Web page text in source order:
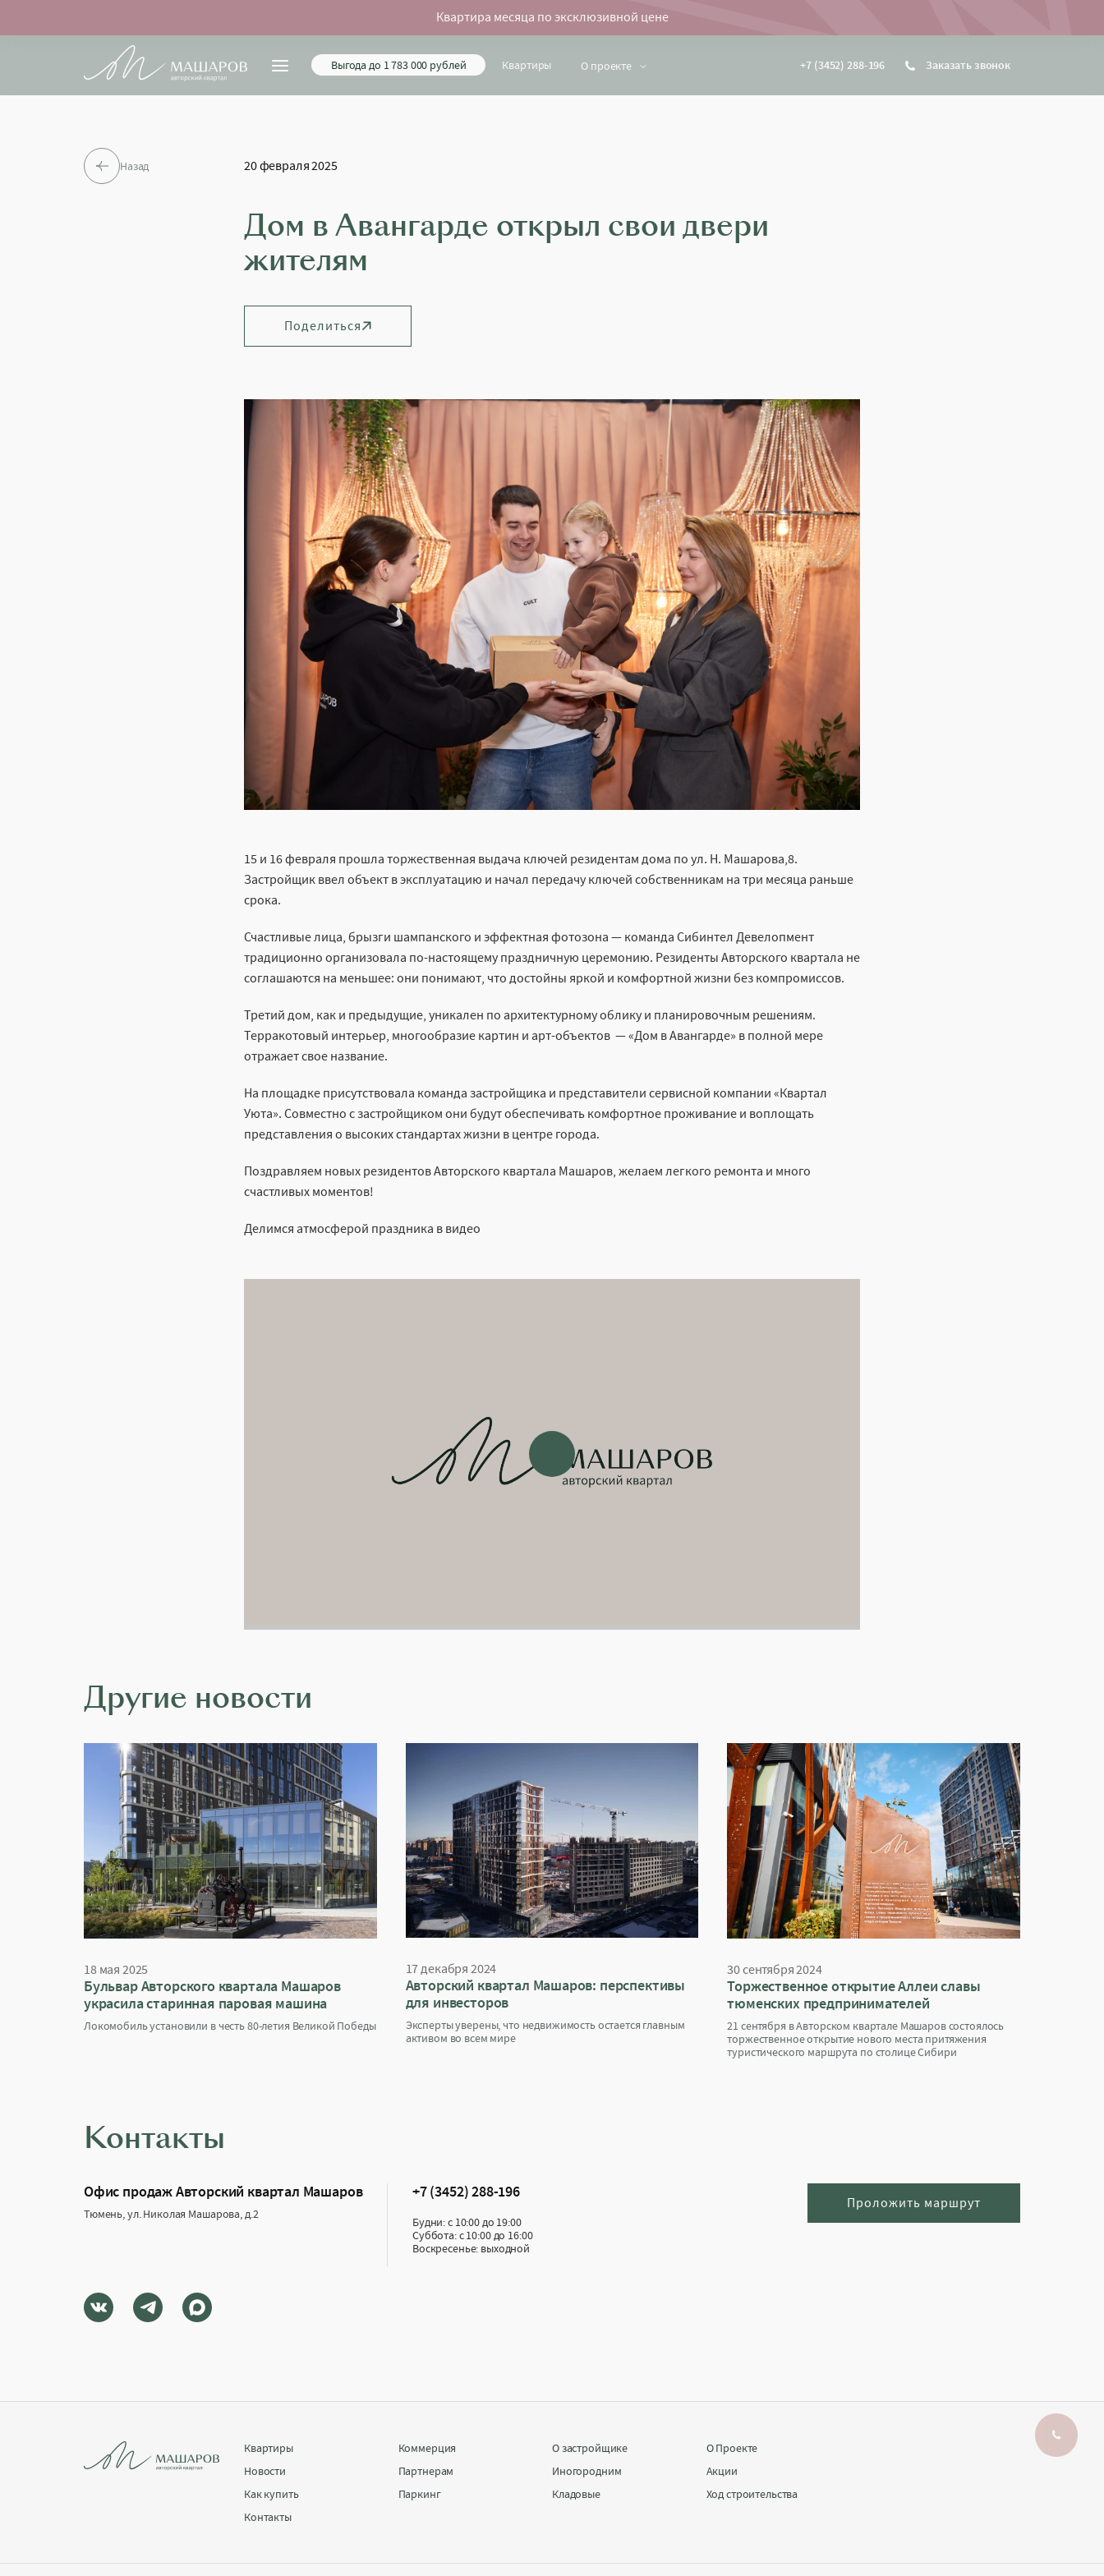
Квартира месяца по эксклюзивной цене
Выгода до 1 783 000 рублей Квартиры О проекте +7 (3452) 288-196 Заказать звонок
Назад 20 февраля 2025
Дом в Авангарде открыл свои двери
жителям
Поделиться
15 и 16 февраля прошла торжественная выдача ключей резидентам дома по ул. Н. Машарова,8.
Застройщик ввел объект в эксплуатацию и начал передачу ключей собственникам на три месяца раньше
срока.
Счастливые лица, брызги шампанского и эффектная фотозона — команда Сибинтел Девелопмент
традиционно организовала по-настоящему праздничную церемонию. Резиденты Авторского квартала не
соглашаются на меньшее: они понимают, что достойны яркой и комфортной жизни без компромиссов.
Третий дом, как и предыдущие, уникален по архитектурному облику и планировочным решениям.
Терракотовый интерьер, многообразие картин и арт-объектов — «Дом в Авангарде» в полной мере
отражает свое название.
На площадке присутствовала команда застройщика и представители сервисной компании «Квартал
Уюта». Совместно с застройщиком они будут обеспечивать комфортное проживание и воплощать
представления о высоких стандартах жизни в центре города.
Поздравляем новых резидентов Авторского квартала Машаров, желаем легкого ремонта и много
счастливых моментов!
Делимся атмосферой праздника в видео
Другие новости
18 мая 2025
Бульвар Авторского квартала Машаров
украсила старинная паровая машина
Локомобиль установили в честь 80-летия Великой Победы
17 декабря 2024
Авторский квартал Машаров: перспективы
для инвесторов
Эксперты уверены, что недвижимость остается главным
активом во всем мире
30 сентября 2024
Торжественное открытие Аллеи славы
тюменских предпринимателей
21 сентября в Авторском квартале Машаров состоялось
торжественное открытие нового места притяжения
туристического маршрута по столице Сибири
Контакты
Офис продаж Авторский квартал Машаров
Тюмень, ул. Николая Машарова, д.2
+7 (3452) 288-196
Будни: с 10:00 до 19:00
Суббота: с 10:00 до 16:00
Воскресенье: выходной
Проложить маршрут
Квартиры Коммерция О застройщике
О Проекте
Новости
Партнерам Иногородним
Акции
Как купить
Паркинг Кладовые
Ход строительства
Контакты